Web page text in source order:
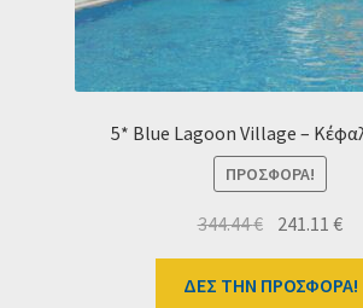
5* Blue Lagoon Village –
ΠΡΟΣΦΟΡΆ!
344.44€ Original
was:
241.11€Η
ΔΕΣ ΤΗΝ ΠΡΟΣΦΟΡΑ!